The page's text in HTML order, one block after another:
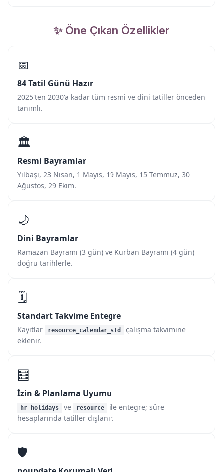
✨ Öne Çıkan Özellikler
📅
84 Tatil Günü Hazır
2025'ten 2030'a kadar tüm resmi ve dini tatiller önceden
tanımlı.
🏛️
Resmi Bayramlar
Yılbaşı, 23 Nisan, 1 Mayıs, 19 Mayıs, 15 Temmuz, 30
Ağustos, 29 Ekim.
🌙
Dini Bayramlar
Ramazan Bayramı (3 gün) ve Kurban Bayramı (4 gün)
doğru tarihlerle.
🗓️
Standart Takvime Entegre
Kayıtlar resource_calendar_std
çalışma takvimine
eklenir.
🧮
İzin & Planlama Uyumu
hr_holidays ve resource
ile entegre; süre
hesaplarında tatiller dışlanır.
🛡️